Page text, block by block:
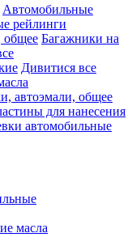
Автомобильные
рейлинги
общее Багажники на
Дивитися все
автоэмали, общее
для нанесения
автомобильные
масла